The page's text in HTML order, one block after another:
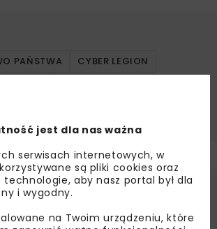
PAŃSTWA
CYBER LEGION
jest dla nas ważna
serwisach internetowych, w
są pliki cookies oraz
aby nasz portal był dla
i wygodny.
na Twoim urządzeniu, które